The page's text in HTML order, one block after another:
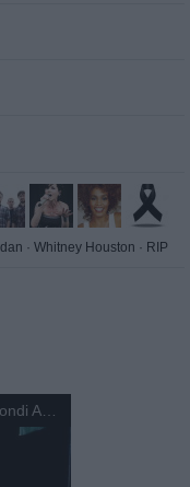
· Whitney Houston · RIP